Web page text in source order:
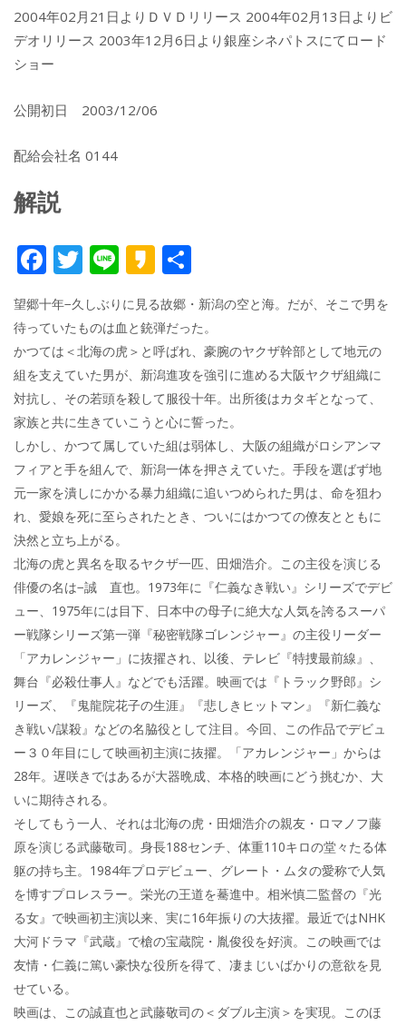
2004年02月21日よりＤＶＤリリース 2004年02月13日よりビ
デオリリース 2003年12月6日より銀座シネパトスにてロード
ショー
公開初日 2003/12/06
配給会社名 0144
解説
F
ac
e
b
o
o
k
T
itt
er
Li
e
K
a
k
a
o
有
望郷十年−久しぶりに見る故郷・新潟の空と海。だが、そこで男を
待っていたものは血と銃弾だった。
かつては＜北海の虎＞と呼ばれ、豪腕のヤクザ幹部として地元の
組を支えていた男が、新潟進攻を強引に進める大阪ヤクザ組織に
対抗し、その若頭を殺して服役十年。出所後はカタギとなって、
家族と共に生きていこうと心に誓った。
しかし、かつて属していた組は弱体し、大阪の組織がロシアンマ
フィアと手を組んで、新潟一体を押さえていた。手段を選ばず地
元一家を潰しにかかる暴力組織に追いつめられた男は、命を狙わ
れ、愛娘を死に至らされたとき、ついにはかつての僚友とともに
決然と立ち上がる。
北海の虎と異名を取るヤクザ一匹、田畑浩介。この主役を演じる
俳優の名は−誠 直也。1973年に『仁義なき戦い』シリーズでデビ
ュー、1975年には目下、日本中の母子に絶大な人気を誇るスーパ
ー戦隊シリーズ第一弾『秘密戦隊ゴレンジャー』の主役リーダー
「アカレンジャー」に抜擢され、以後、テレビ『特捜最前線』、
舞台『必殺仕事人』などでも活躍。映画では『トラック野郎』シ
リーズ、『鬼龍院花子の生涯』『悲しきヒットマン』『新仁義な
き戦い/謀殺』などの名脇役として注目。今回、この作品でデビュ
ー３０年目にして映画初主演に抜擢。「アカレンジャー」からは
28年。遅咲きではあるが大器晩成、本格的映画にどう挑むか、大
いに期待される。
そしてもう一人、それは北海の虎・田畑浩介の親友・ロマノフ藤
原を演じる武藤敬司。身長188センチ、体重110キロの堂々たる体
躯の持ち主。1984年プロデビュー、グレート・ムタの愛称で人気
を博すプロレスラー。栄光の王道を驀進中。相米慎二監督の『光
る女』で映画初主演以来、実に16年振りの大抜擢。最近ではNHK
大河ドラマ『武蔵』で槍の宝蔵院・胤俊役を好演。この映画では
友情・仁義に篤い豪快な役所を得て、凄まじいばかりの意欲を見
せている。
映画は、この誠直也と武藤敬司の＜ダブル主演＞を実現。このほ